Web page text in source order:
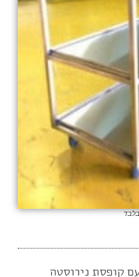
קופסת נירוסטה